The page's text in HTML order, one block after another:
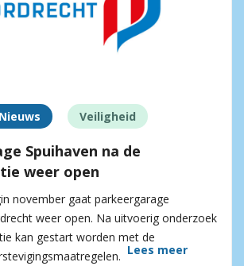
Nieuws Veiligheid
Spuihaven na de
weer open
november gaat parkeergarage
weer open. Na uitvoerig onderzoek
kan gestart worden met de
Lees meer